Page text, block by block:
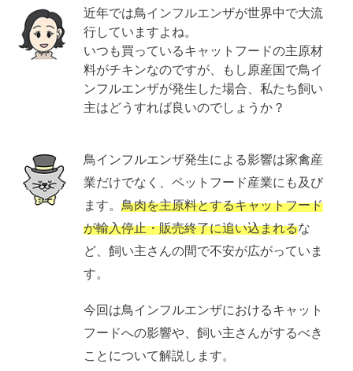
近年では鳥インフルエンザが世界中で大流
行していますよね。
いつも買っているキャットフードの主原材
料がチキンなのですが、もし原産国で鳥イ
ンフルエンザが発生した場合、私たち飼い
主はどうすれば良いのでしょうか？
鳥インフルエンザ発生による影響は家禽産
業だけでなく、ペットフード産業にも及び
ます。鳥肉を主原料とするキャットフード
が輸入停止・販売終了に追い込まれるな
ど、飼い主さんの間で不安が広がっていま
す。
今回は鳥インフルエンザにおけるキャット
フードへの影響や、飼い主さんがするべき
ことについて解説します。